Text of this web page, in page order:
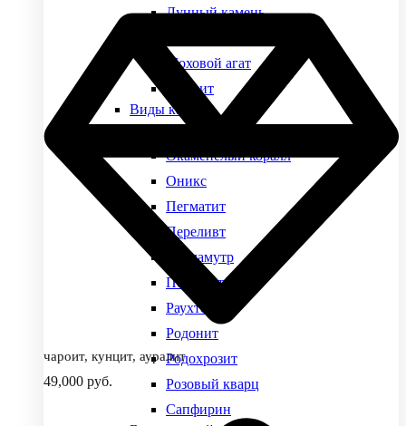
Лунный камень
Моховой агат
Нефрит
Виды камней
Окаменелый коралл
Оникс
Пегматит
Переливт
Перламутр
Петерсит
Раухтопаз
Родонит
Родохрозит
Розовый кварц
Сапфирин
чароит, кунцит, ауралит
49,000 руб.